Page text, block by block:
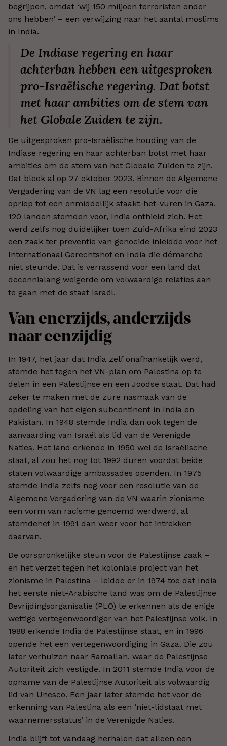
begrijpen, omdat ‘wij 150 miljoen terroristen onder
ons hebben’ – een verwijzing naar het aantal moslims
in India.
De Indiase regering en haar
achterban hebben een uitgesproken
pro-Israëlische regering. Dat botst
met haar ambities om de stem van
het Globale Zuiden te zijn.
De uitgesproken pro-Israëlische houding van de
Indiase regering en haar achterban botst met haar
ambities om de stem van het Globale Zuiden te zijn.
Dat bleek al op 27 oktober 2023. Binnen de Algemene
Vergadering van de VN lag een resolutie voor die
opriep tot een onmiddellijk staakt-het-vuren in Gaza.
120 landen stemden voor, India onthield zich. Het
werd zelfs nog duidelijker toen Zuid-Afrika eind 2023
een zaak ter preventie van genocide inleidde voor het
Internationaal Gerechtshof en India die démarche
niet steunde. Dat is verrassend voor een land dat
decennialang weigerde om volwaardige relaties aan
te gaan met de staat Israël.
Van enerzijds, anderzijds
naar eenzijdig
In 1947, het jaar dat India zelf onafhankelijk werd,
stemde het tegen het VN-plan om Palestina op te
delen in een Palestijnse en een Joodse staat. Dat had
zeker te maken met de zure nasmaak van de
opdeling van het eigen subcontinent in India en
Pakistan. In 1948 stemde India dan ook tegen de
aanvaarding van Israël als lid van de Verenigde
Naties. Het land erkende in 1950 wel de Israëlische
staat, al zou het nog tot 1992 duren voordat beide
staten volwaardige ambassades openden. In 1975
stemde India zelfs nog voor een resolutie van de
Algemene Vergadering van de VN waarin zionisme
een vorm van racisme genoemd werdwerd, al
stemdehet in 1991 dan weer voor het intrekken
daarvan.
De oorspronkelijke steun voor de Palestijnse zaak –
en het verzet tegen het koloniale project van het
zionisme in Palestina – leidde er in 1974 toe dat India
het eerste niet-Arabische land was om de Palestijnse
Bevrijdingsorganisatie (PLO) te erkennen als de enige
wettige vertegenwoordiger van het Palestijnse volk. In
1988 erkende India de Palestijnse staat, en in 1996
opende het een vertegenwoordiging in Gaza. Die zou
later verhuizen naar Ramallah, waar de Palestijnse
Autoriteit zich vestigde. In 2011 stemde India voor de
opname van de Palestijnse Autoriteit als volwaardig
lid van Unesco. Een jaar later stemde het voor de
erkenning van Palestina als een ‘niet-lidstaat met
waarnemersstatus’ in de Verenigde Naties.
India blijft tot vandaag herhalen dat alleen een